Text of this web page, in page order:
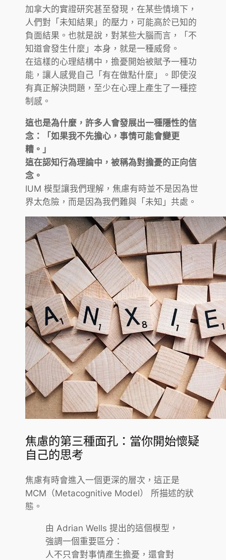
加拿大的實證研究甚至發現，在某些情境下，
人們對「未知結果」的壓力，可能高於已知的
負面結果。也就是說，對某些大腦而言，「不
知道會發生什麼」本身，就是一種威脅。
在這樣的心理結構中，擔憂開始被賦予一種功
能，讓人感覺自己「有在做點什麼」。即使沒
有真正解決問題，至少在心理上產生了一種控
制感。
這也是為什麼，許多人會發展出一種隱性的信
念：「如果我不先擔心，事情可能會變更
糟。」
這在認知行為理論中，被稱為對擔憂的正向信
念。
IUM 模型讓我們理解，焦慮有時並不是因為世
界太危險，而是因為我們難與「未知」共處。
焦慮的第三種面孔：當你開始懷疑
自己的思考
焦慮有時會進入一個更深的層次，這正是
MCM（Metacognitive Model） 所描述的狀
態。
由 Adrian Wells 提出的這個模型，
強調一個重要區分：
人不只會對事情產生擔憂，還會對